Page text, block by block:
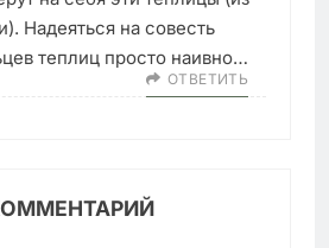
Надеяться на совесть
теплиц просто наивно…
ОТВЕТИТЬ